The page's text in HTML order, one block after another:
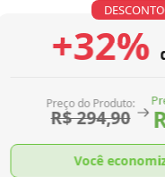
+32%
Preço do Produto:
R$ 294,90
Você